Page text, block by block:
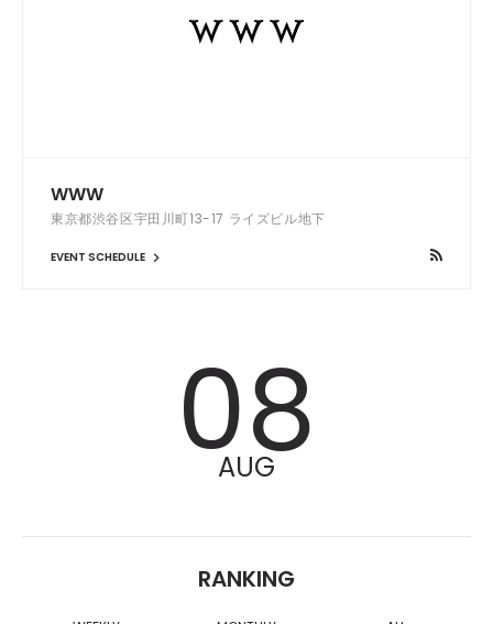
WWW
東京都渋谷区宇田川町13-17 ライズビル地下
EVENT SCHEDULE
08
AUG
RANKING